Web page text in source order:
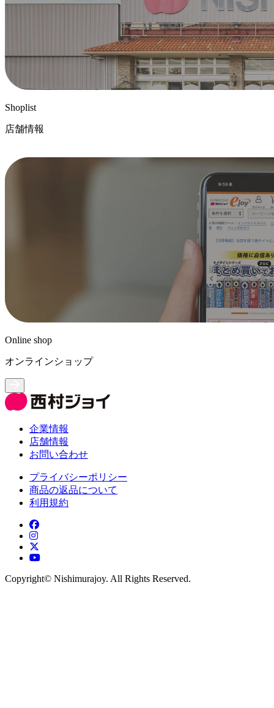
Shoplist
店舗情報
Online shop
オンラインショップ
企業情報
店舗情報
お問い合わせ
プライバシーポリシー
商品の返品について
利用規約
Copyright©︎ Nishimurajoy. All Rights Reserved.